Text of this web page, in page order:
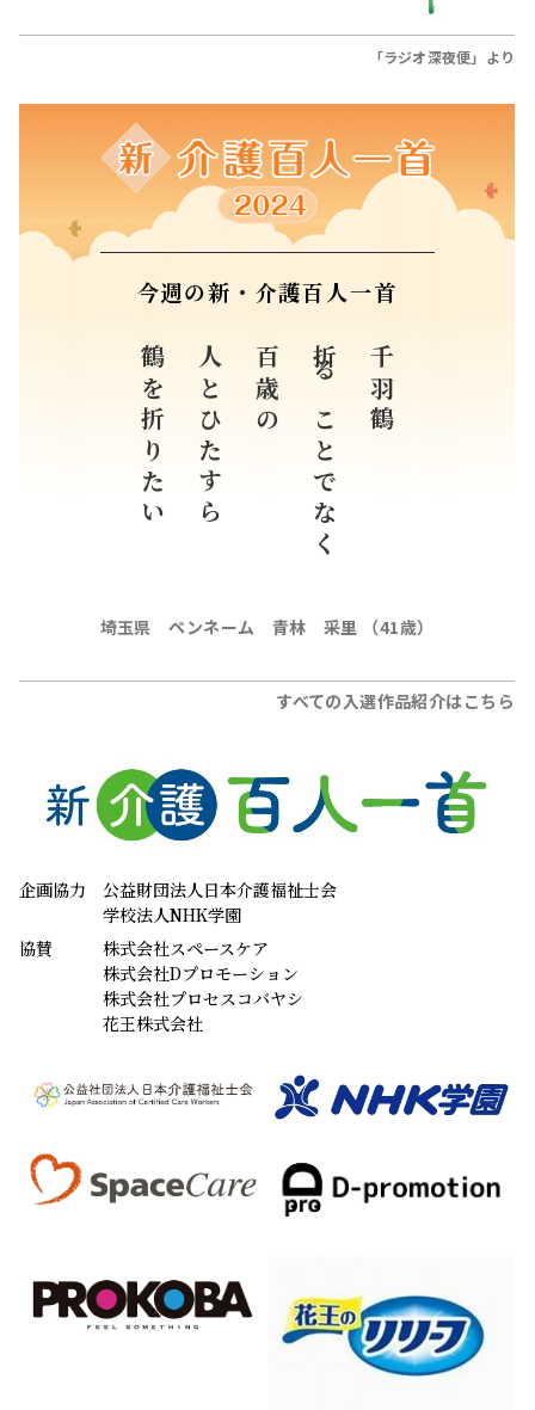
「ラジオ深夜便」より
今週の新・介護百人一首
千羽鶴
折ることでなく
百歳の
人とひたすら
鶴を折りたい
埼玉県 ペンネーム 青林 采里 （41歳）
すべての入選作品紹介はこちら
企画協力
公益財団法人日本介護福祉士会
学校法人NHK学園
協賛
株式会社スペースケア
株式会社Dプロモーション
株式会社プロセスコバヤシ
花王株式会社